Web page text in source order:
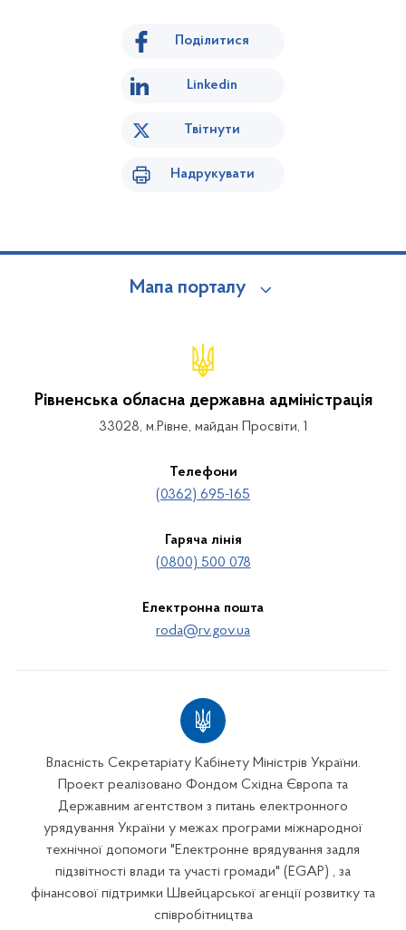
Поділитися
Linkedin
Твітнути
Надрукувати
Мапа порталу
Рівненська обласна державна адміністрація
33028, м.Рівне, майдан Просвіти, 1
Телефони
(0362) 695-165
Гаряча лінія
(0800) 500 078
Електронна пошта
roda@rv.gov.ua
Власність Секретаріату Кабінету Міністрів України.
Проект реалізовано Фондом Східна Європа та
Державним агентством з питань електронного
урядування України у межах програми міжнародної
технічної допомоги "Електронне врядування задля
підзвітності влади та участі громади" (EGAP) , за
фінансової підтримки Швейцарської агенції розвитку та
співробітництва